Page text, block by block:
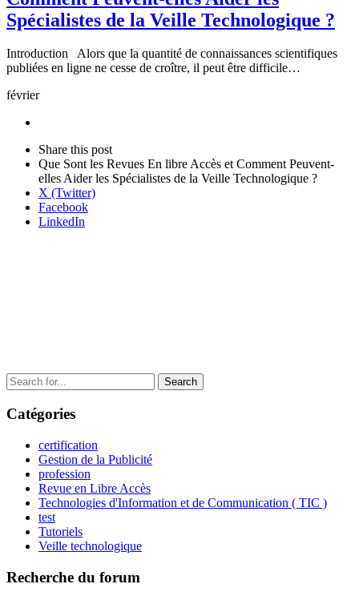
Spécialistes de la Veille Technologique ?
Introduction Alors que la quantité de connaissances scientifiques
publiées en ligne ne cesse de croître, il peut être difficile…
février
post
Share this postClose
sharing
box
Que Sont les Revues En libre Accès et Comment Peuvent-
elles Aider les Spécialistes de la Veille Technologique ?
X (Twitter)
Facebook
LinkedIn
Search
for:
Catégories
certification
Gestion de la Publicité
profession
Revue en Libre Accès
Technologies d'Information et de Communication ( TIC )
test
Tutoriels
Veille technologique
Recherche du forum